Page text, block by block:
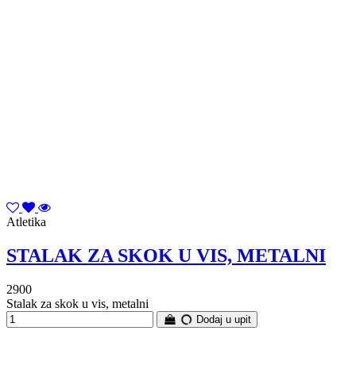
Atletika
STALAK ZA SKOK U VIS, METALNI
2900
Stalak za skok u vis, metalni
Dodaj u upit